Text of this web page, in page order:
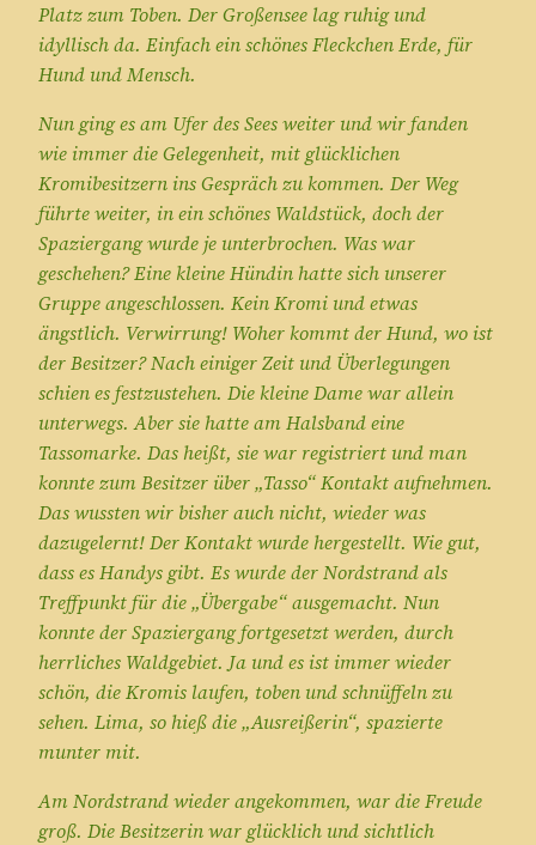
Platz zum Toben. Der Großensee lag ruhig und
idyllisch da. Einfach ein schönes Fleckchen Erde, für
Hund und Mensch.
Nun ging es am Ufer des Sees weiter und wir fanden
wie immer die Gelegenheit, mit glücklichen
Kromibesitzern ins Gespräch zu kommen. Der Weg
führte weiter, in ein schönes Waldstück, doch der
Spaziergang wurde je unterbrochen. Was war
geschehen? Eine kleine Hündin hatte sich unserer
Gruppe angeschlossen. Kein Kromi und etwas
ängstlich. Verwirrung! Woher kommt der Hund, wo ist
der Besitzer? Nach einiger Zeit und Überlegungen
schien es festzustehen. Die kleine Dame war allein
unterwegs. Aber sie hatte am Halsband eine
Tassomarke. Das heißt, sie war registriert und man
konnte zum Besitzer über „Tasso“ Kontakt aufnehmen.
Das wussten wir bisher auch nicht, wieder was
dazugelernt! Der Kontakt wurde hergestellt. Wie gut,
dass es Handys gibt. Es wurde der Nordstrand als
Treffpunkt für die „Übergabe“ ausgemacht. Nun
konnte der Spaziergang fortgesetzt werden, durch
herrliches Waldgebiet. Ja und es ist immer wieder
schön, die Kromis laufen, toben und schnüffeln zu
sehen. Lima, so hieß die „Ausreißerin“, spazierte
munter mit.
Am Nordstrand wieder angekommen, war die Freude
groß. Die Besitzerin war glücklich und sichtlich